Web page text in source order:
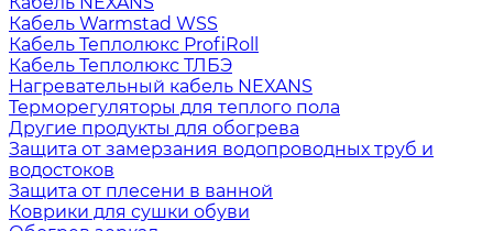
Кабель Warmstad WSS
Кабель Теплолюкс ProfiRoll
Кабель Теплолюкс ТЛБЭ
Нагревательный кабель NEXANS
Терморегуляторы для теплого пола
Другие продукты для обогрева
Защита от замерзания водопроводных труб и
водостоков
Защита от плесени в ванной
Коврики для сушки обуви